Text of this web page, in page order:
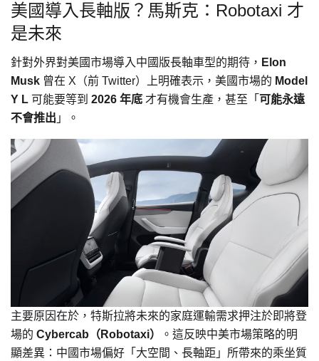
美國導入長軸版？馬斯克：Robotaxi 才
是未來
針對外界對美國市場導入中國版長軸車型的期待， Elon
Musk 曾在 X（前 Twitter）上明確表示，美國市場的 Model
Y L 可能要等到 2026 年底 才有機會生產，甚至「 可能永遠
不會推出 」。
主要原因在於，特斯拉將未來的家庭運輸需求押注於即將登
場的 Cybercab（Robotaxi）
。這反映中美市場策略的明
顯差異：中國市場偏好「大空間、長軸距」所帶來的乘坐質